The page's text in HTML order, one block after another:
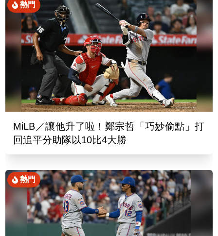
熱門
MiLB／讓他升了啦！鄭宗哲「巧妙偷點」打
回追平分助隊以10比4大勝
熱門